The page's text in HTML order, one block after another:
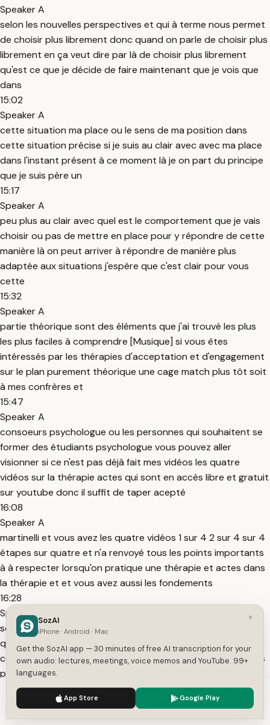
Speaker A
selon les nouvelles perspectives et qui à terme nous permet
de choisir plus librement donc quand on parle de choisir plus
librement en ça veut dire par là de choisir plus librement
qu'est ce que je décide de faire maintenant que je vois que
dans
15:02
Speaker A
cette situation ma place ou le sens de ma position dans
cette situation précise si je suis au clair avec avec ma place
dans l'instant présent à ce moment là je on part du principe
que je suis père un
15:17
Speaker A
peu plus au clair avec quel est le comportement que je vais
choisir ou pas de mettre en place pour y répondre de cette
manière là on peut arriver à répondre de manière plus
adaptée aux situations j'espère que c'est clair pour vous
cette
15:32
Speaker A
partie théorique sont des éléments que j'ai trouvé les plus
les plus faciles à comprendre [Musique] si vous êtes
intéressés par les thérapies d'acceptation et d'engagement
sur le plan purement théorique une cage match plus tôt soit
à mes confrères et
15:47
Speaker A
consoeurs psychologue ou les personnes qui souhaitent se
former des étudiants psychologue vous pouvez aller
visionner si ce n'est pas déjà fait mes vidéos les quatre
vidéos sur la thérapie actes qui sont en accès libre et gratuit
sur youtube donc il suffit de taper acepté
16:08
Speaker A
martinelli et vous avez les quatre vidéos 1 sur 4 2 sur 4 sur 4
étapes sur quatre et n'a renvoyé tous les points importants
à à respecter lorsqu'on pratique une thérapie et actes dans
la thérapie et et vous avez aussi les fondements
16:28
Speaker A
scientifiques issus de chacun des six points de l'exemple ex
qu'on verra peut-être si jamais vous n'avez pas d'où ses
connaissances théo et qui peut-être comme une partie des
personnes qui visuel et qui regarde cette vidéo c'est pas
grave de toute façon du tout qu'on
16:45
Speaker A
We use cookies to enhance your experience.
×
SozAI
iPhone · Android · Mac
Get the SozAI app — 30 minutes of free AI transcription for your
own audio: lectures, meetings, voice memos and YouTube. 99+
languages.
App Store Google Play